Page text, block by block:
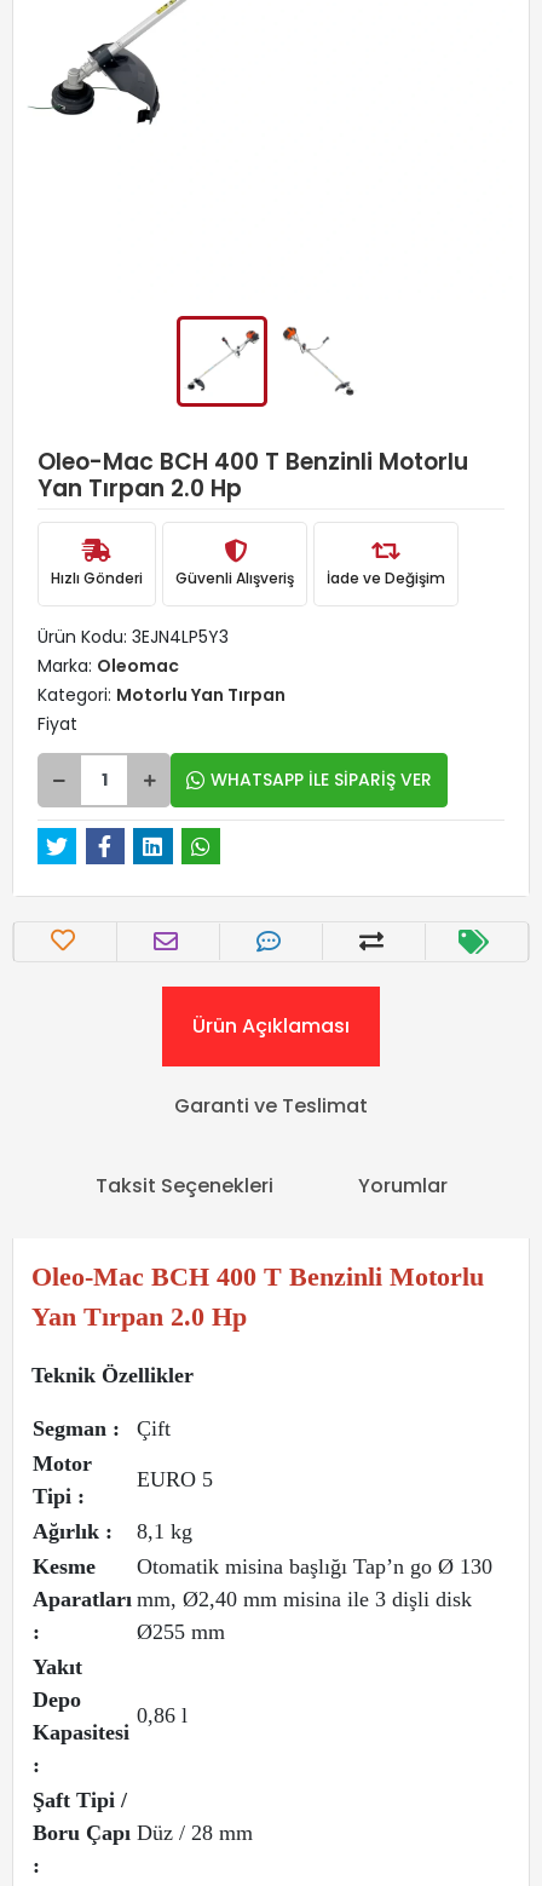
Oleo-Mac BCH 400 T Benzinli Motorlu
Yan Tırpan 2.0 Hp
Hızlı Gönderi Güvenli Alışveriş İade ve Değişim
Ürün Kodu: 3EJN4LP5Y3
Marka: Oleomac
Kategori: Motorlu Yan Tırpan
Fiyat
WHATSAPP İLE SİPARİŞ VER
Ürün Açıklaması
Garanti ve Teslimat
Taksit Seçenekleri Yorumlar
Oleo-Mac BCH 400 T Benzinli Motorlu
Yan Tırpan 2.0 Hp
Teknik Özellikler
Segman :
Çift
Motor
Tipi :
EURO 5
Ağırlık :
8,1 kg
Kesme
Aparatları
:
Otomatik misina başlığı Tap’n go Ø 130
mm, Ø2,40 mm misina ile 3 dişli disk
Ø255 mm
Yakıt
Depo
Kapasitesi
:
0,86 l
Şaft Tipi /
Boru Çapı
:
Düz / 28 mm